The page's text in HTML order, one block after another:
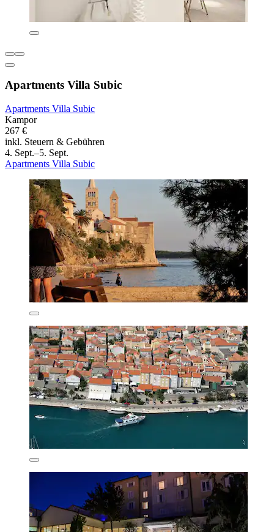
Apartments Villa Subic
Apartments Villa Subic
Kampor
267 €
inkl. Steuern & Gebühren
4. Sept.–5. Sept.
Apartments Villa Subic